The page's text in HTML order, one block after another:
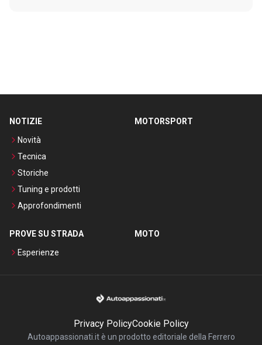
NOTIZIE
Novità
Tecnica
Storiche
Tuning e prodotti
Approfondimenti
MOTORSPORT
PROVE SU STRADA
Esperienze
MOTO
Privacy PolicyCookie Policy
Autoappassionati.it è un prodotto editoriale della Ferrero